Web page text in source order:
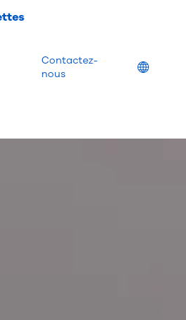
Contactez-
nous
Location